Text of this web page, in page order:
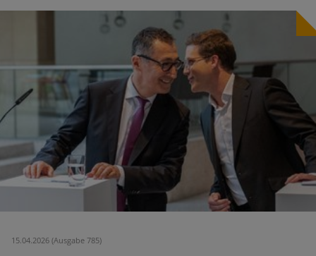
15.04.2026 (Ausgabe 785)